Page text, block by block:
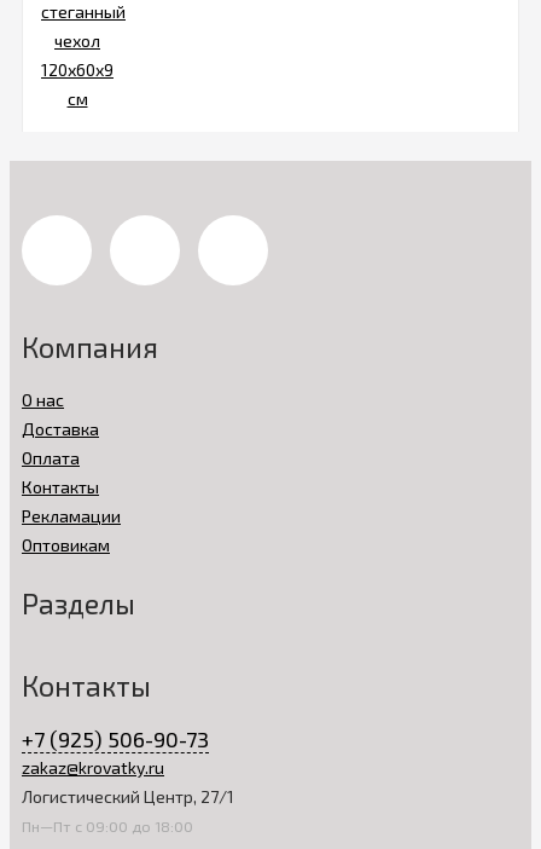
Компания
О нас
Доставка
Оплата
Контакты
Рекламации
Оптовикам
Разделы
Контакты
+7 (925) 506-90-73
zakaz@krovatky.ru
Логистический Центр, 27/1
Пн—Пт с 09:00 до 18:00